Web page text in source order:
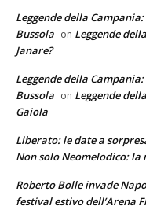
Leggende della
Bussola on Leggende
Janare?
Leggende della
Bussola on Leggende
Gaiola
Liberato: le date a
Non solo Neomelodico:
Roberto Bolle invade
festival estivo dell’Arena